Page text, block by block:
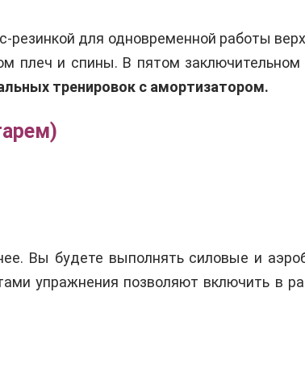
для одновременной работы
плеч и спины. В пятом
тренировок с амортизатором.
Вы будете выполнять силовые и
упражнения позволяют включить в